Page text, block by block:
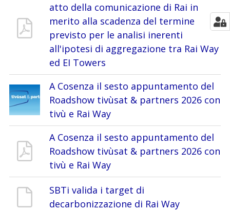
atto della comunicazione di Rai in
merito alla scadenza del termine
previsto per le analisi inerenti
all'ipotesi di aggregazione tra Rai Way
ed EI Towers
A Cosenza il sesto appuntamento del
Roadshow tivùsat & partners 2026 con
tivù e Rai Way
A Cosenza il sesto appuntamento del
Roadshow tivùsat & partners 2026 con
tivù e Rai Way
SBTi valida i target di
decarbonizzazione di Rai Way